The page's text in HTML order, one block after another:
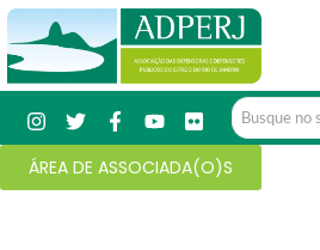
ÁREA DE ASSOCIADA(O)S